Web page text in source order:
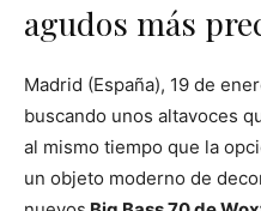
agudos más
Madrid (España), 19 de
buscando unos altavoces
al mismo tiempo que la
un objeto moderno de